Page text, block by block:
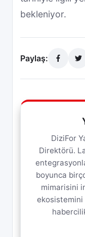
bekleniyor.
Paylaş:
DiziFor
Direktörü.
boyunca
mimarisini
ekosistemini